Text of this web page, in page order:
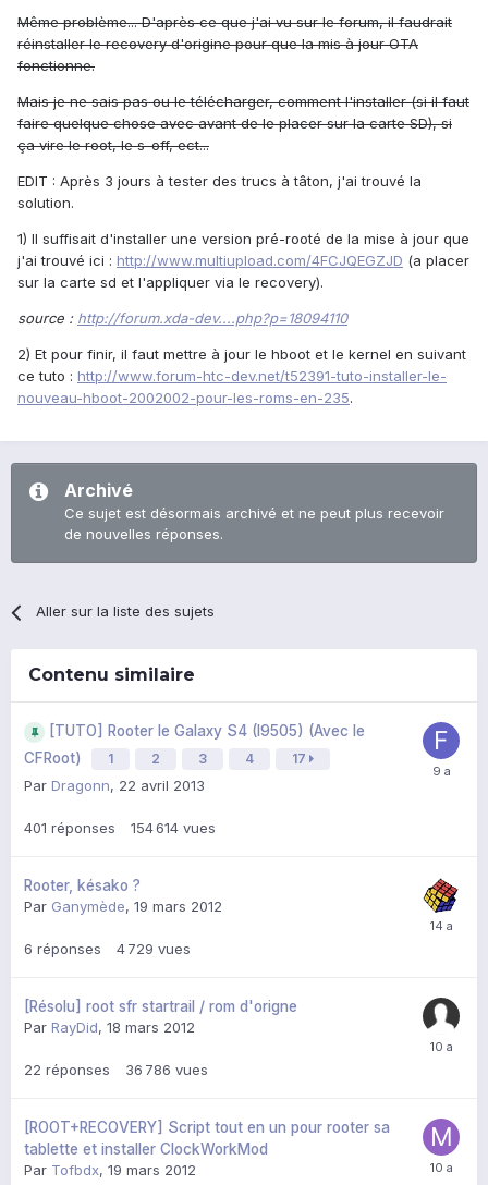
Même problème... D'après ce que j'ai vu sur le forum, il faudrait
réinstaller le recovery d'origine pour que la mis à jour OTA
fonctionne.
Mais je ne sais pas ou le télécharger, comment l'installer (si il faut
faire quelque chose avec avant de le placer sur la carte SD), si
ça vire le root, le s-off, ect...
EDIT : Après 3 jours à tester des trucs à tâton, j'ai trouvé la
solution.
1) Il suffisait d'installer une version pré-rooté de la mise à jour que
j'ai trouvé ici : http://www.multiupload.com/4FCJQEGZJD (a placer
sur la carte sd et l'appliquer via le recovery).
source : http://forum.xda-dev....php?p=18094110
2) Et pour finir, il faut mettre à jour le hboot et le kernel en suivant
ce tuto : http://www.forum-htc-dev.net/t52391-tuto-installer-le-
nouveau-hboot-2002002-pour-les-roms-en-235.
Archivé
Ce sujet est désormais archivé et ne peut plus recevoir
de nouvelles réponses.
Aller sur la liste des sujets
Contenu similaire
[TUTO] Rooter le Galaxy S4 (I9505) (Avec le
CFRoot)
1 2 3 4 17
Par Dragonn, 22 avril 2013
401 réponses 154 614 vues
Rooter, késako ?
Par Ganymède, 19 mars 2012
6 réponses 4 729 vues
[Résolu] root sfr startrail / rom d'origne
Par RayDid, 18 mars 2012
22 réponses 36 786 vues
[ROOT+RECOVERY] Script tout en un pour rooter sa
tablette et installer ClockWorkMod
Par Tofbdx, 19 mars 2012